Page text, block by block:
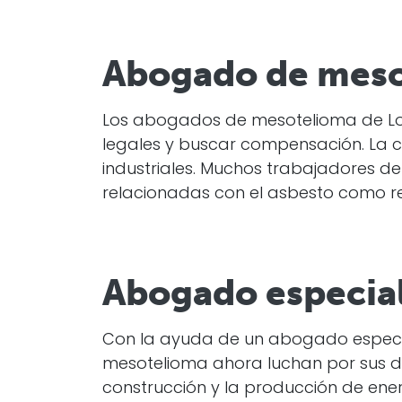
Abogado de
Los abogados de mesotelioma de
legales y buscar compensación. La
industriales. Muchos trabajadores
relacionadas con el asbesto como
Abogado
Con la ayuda de un abogado
mesotelioma ahora luchan por sus
construcción y la producción de